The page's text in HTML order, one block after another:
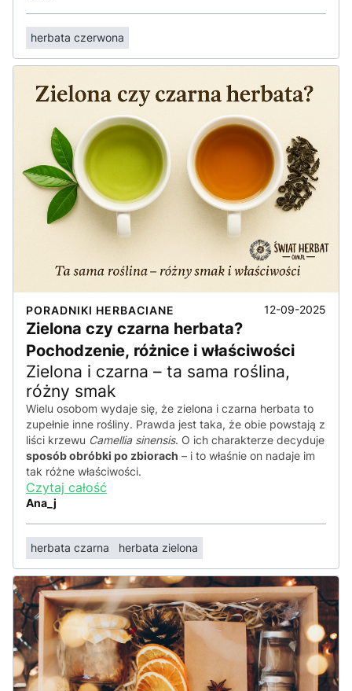
herbata czerwona
PORADNIKI HERBACIANE 12-09-2025
Zielona czy czarna herbata?
Pochodzenie, różnice i właściwości
Zielona i czarna – ta sama roślina,
różny smak
Wielu osobom wydaje się, że zielona i czarna herbata to
zupełnie inne rośliny. Prawda jest taka, że obie powstają z
liści krzewu Camellia sinensis. O ich charakterze decyduje
sposób obróbki po zbiorach – i to właśnie on nadaje im
tak różne właściwości.
Czytaj całość
Ana_j
herbata czarna herbata zielona